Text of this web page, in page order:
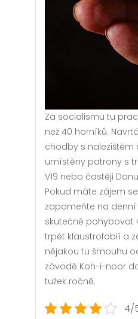
Za socialismu tu
než 40 horníků.
chodby s nalezištěm
umístěny patrony s
V19 nebo častěji
Pokud máte zájem
zapomeňte na
skutečně pohybovat
trpět klaustrofobií a
nějakou tu šmouhu
závodě Koh-i-noor
tužek ročně.
4/